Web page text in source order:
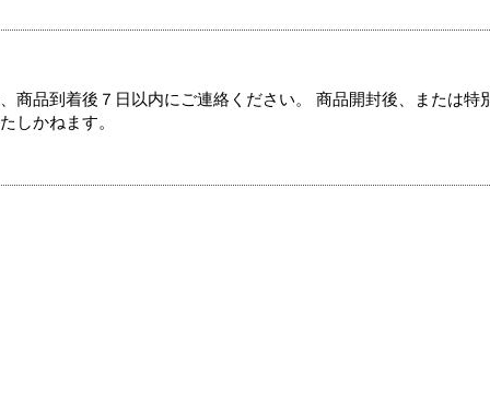
商品到着後７日以内にご連絡ください。 商品開封後、または特
しかねます。